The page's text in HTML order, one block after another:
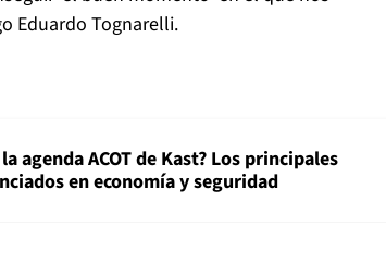
Eduardo Tognarelli.
agenda ACOT de Kast? Los principales
en economía y seguridad